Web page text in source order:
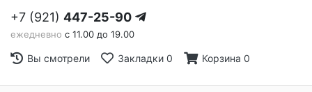
+7 (921) 447-25-90
ежедневно с 11.00 до 19.00
Вы смотрели Закладки 0 Корзина 0